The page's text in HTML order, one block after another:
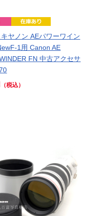
キヤノン AEパワーワイン
1用 Canon AE
FN 中古アクセサ
（税込）